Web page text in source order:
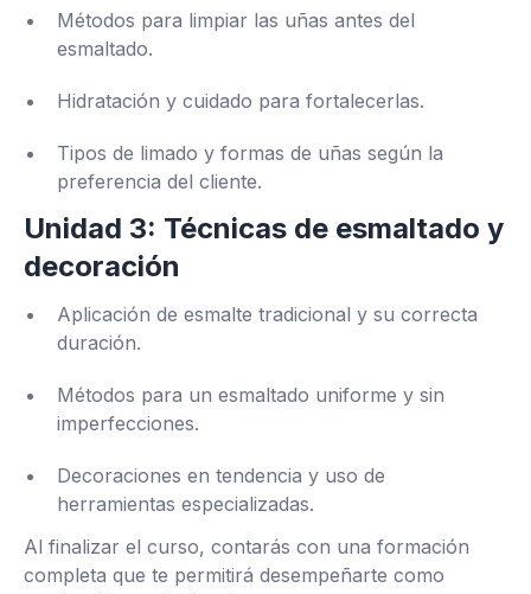
Métodos para limpiar las uñas antes del
esmaltado.
Hidratación y cuidado para fortalecerlas.
Tipos de limado y formas de uñas según la
preferencia del cliente.
Unidad 3: Técnicas de esmaltado y
decoración
Aplicación de esmalte tradicional y su correcta
duración.
Métodos para un esmaltado uniforme y sin
imperfecciones.
Decoraciones en tendencia y uso de
herramientas especializadas.
Al finalizar el curso, contarás con una formación
completa que te permitirá desempeñarte como